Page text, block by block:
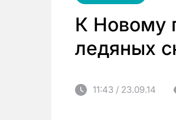
К Новому
ледяных
11:43 / 23.09.14